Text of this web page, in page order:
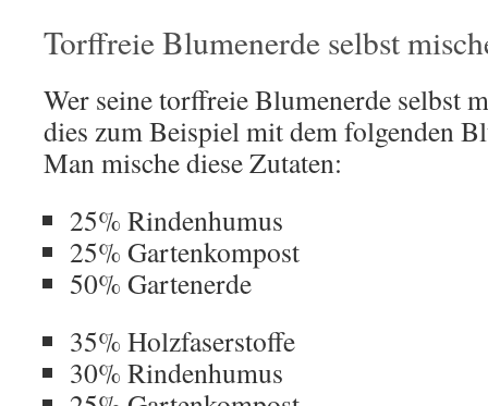
Torffreie Blumenerde selbst
Wer seine torffreie Blumenerde selbst
dies zum Beispiel mit dem folgenden
Man mische diese Zutaten:
25% Rindenhumus
25% Gartenkompost
50% Gartenerde
35% Holzfaserstoffe
30% Rindenhumus